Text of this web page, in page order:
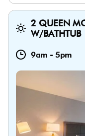
2 QUEEN
W/BATHTUB
9am - 5pm